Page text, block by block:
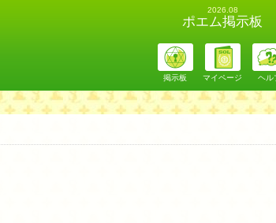
2026.08
ポエム掲示板
掲示板 マイページ ヘル